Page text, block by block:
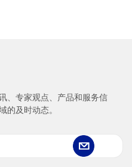
、专家观点、产品和服务信
的及时动态。